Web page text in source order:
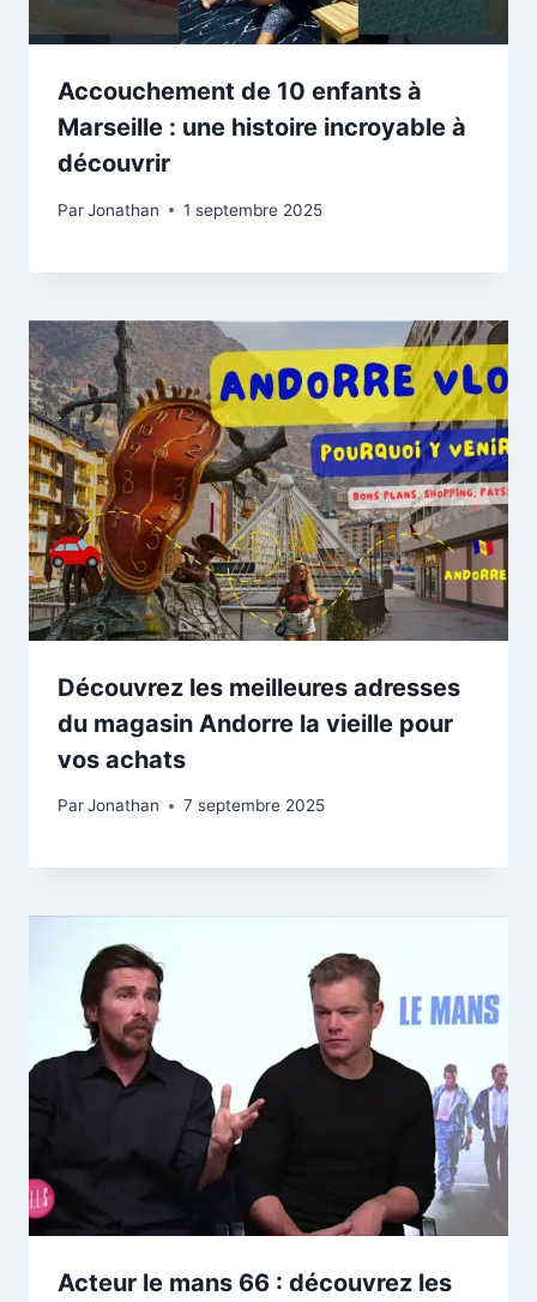
Accouchement de 10 enfants à
Marseille : une histoire incroyable à
découvrir
ParJonathan 1 septembre 2025
Découvrez les meilleures adresses
du magasin Andorre la vieille pour
vos achats
ParJonathan 7 septembre 2025
Acteur le mans 66 : découvrez les